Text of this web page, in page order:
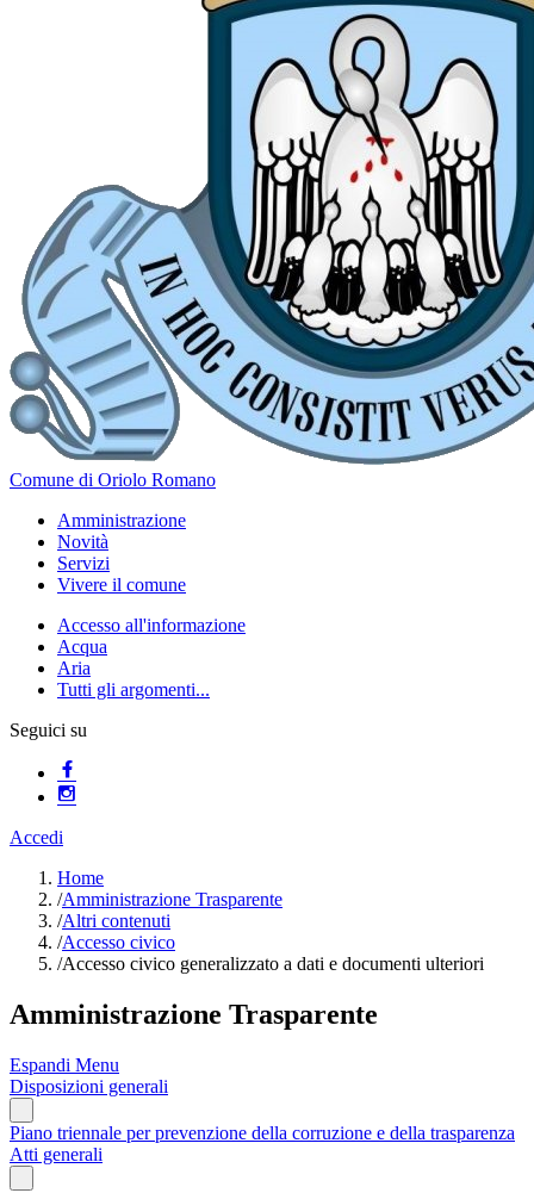
Comune di Oriolo Romano
Amministrazione
Novità
Servizi
Vivere il comune
Accesso all'informazione
Acqua
Aria
Tutti gli argomenti...
Seguici su
Accedi
Home
/Amministrazione Trasparente
/Altri contenuti
/Accesso civico
/Accesso civico generalizzato a dati e documenti ulteriori
Amministrazione Trasparente
Espandi Menu
Disposizioni generali
Piano triennale per prevenzione della corruzione e della trasparenza
Atti generali